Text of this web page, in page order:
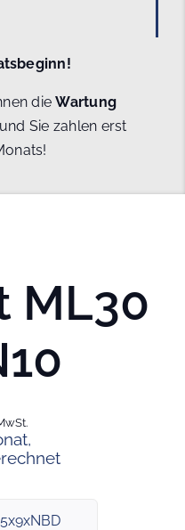
dieWartung
und Sie zahlen erst
ML30
5x9xNBD